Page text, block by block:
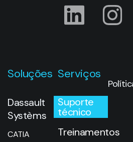
Soluções
Dassault
Systèms
CATIA
Serviços
Suporte
técnico
Treinamentos